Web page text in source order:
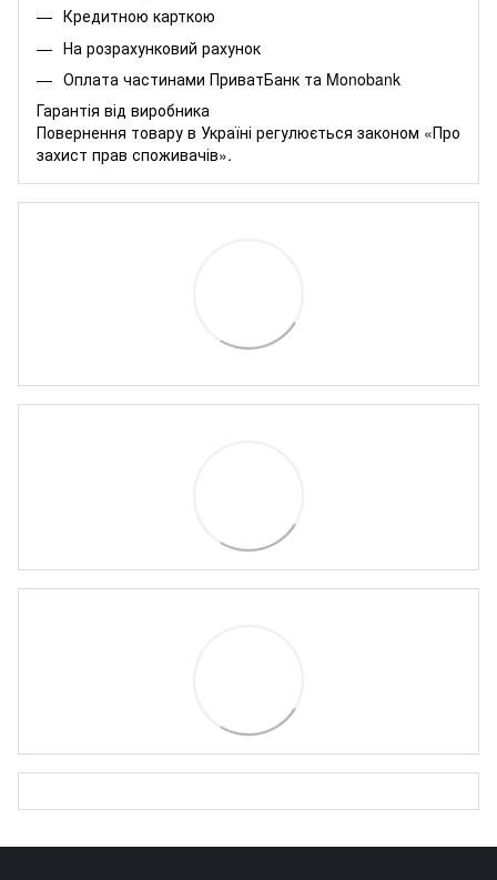
Кредитною карткою
На розрахунковий рахунок
Оплата частинами ПриватБанк та Monobank
Гарантія від виробника
Повернення товару в Україні регулюється законом «Про
захист прав споживачів».